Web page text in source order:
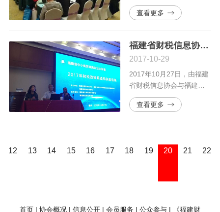
的福建省中小商贸流通企
业管理提升活动之《企业
理差异解析》专题培训在
南平武夷山宝岛酒店成功
举办。
查看更多
福建省财税信息协会第十三届财税管理培训班暨《2017年财税政策解读和实务运用》专题讲座在福州顺利召开
2017-10-29
2017年10月27日，由福建
省财税信息协会与福建省
贸易促进中心（福建省中
小商贸流通企业公共服务
通企业大讲堂暨《2017年
大酒店成功举办。
查看更多
12 13 14 15 16 17 18 19 20 21 22
首页 | 协会概况 | 信息公开 | 会员服务 | 公众参与 | 《福建财